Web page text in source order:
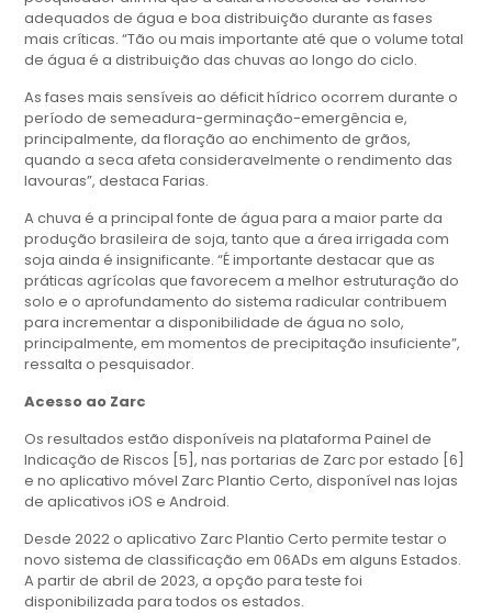
adequados de água e boa distribuição durante as fases
mais críticas. “Tão ou mais importante até que o volume total
de água é a distribuição das chuvas ao longo do ciclo.
As fases mais sensíveis ao déficit hídrico ocorrem durante o
período de semeadura-germinação-emergência e,
principalmente, da floração ao enchimento de grãos,
quando a seca afeta consideravelmente o rendimento das
lavouras”, destaca Farias.
A chuva é a principal fonte de água para a maior parte da
produção brasileira de soja, tanto que a área irrigada com
soja ainda é insignificante. “É importante destacar que as
práticas agrícolas que favorecem a melhor estruturação do
solo e o aprofundamento do sistema radicular contribuem
para incrementar a disponibilidade de água no solo,
principalmente, em momentos de precipitação insuficiente”,
ressalta o pesquisador.
Acesso ao Zarc
Os resultados estão disponíveis na plataforma Painel de
Indicação de Riscos [5], nas portarias de Zarc por estado [6]
e no aplicativo móvel Zarc Plantio Certo, disponível nas lojas
de aplicativos iOS e Android.
Desde 2022 o aplicativo Zarc Plantio Certo permite testar o
novo sistema de classificação em 06ADs em alguns Estados.
A partir de abril de 2023, a opção para teste foi
disponibilizada para todos os estados.